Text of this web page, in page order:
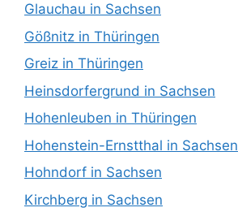
Glauchau in Sachsen
Gößnitz in Thüringen
Greiz in Thüringen
Heinsdorfergrund in Sachsen
Hohenleuben in Thüringen
Hohenstein-Ernstthal in Sachsen
Hohndorf in Sachsen
Kirchberg in Sachsen